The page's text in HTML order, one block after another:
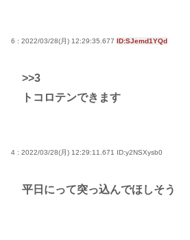
若くて美人なママと親友の淫ら
ガチで “ママ” ブーム来てるよな
ポケカ資産が100万円超えた男
6 : 2022/03/28(月) 12:29:35.677 ID:SJemd1YQd
>>3
トコロテンできます
4 : 2022/03/28(月) 12:29:11.671 ID:y2NSXysb0
平日にって突っ込んでほしそう